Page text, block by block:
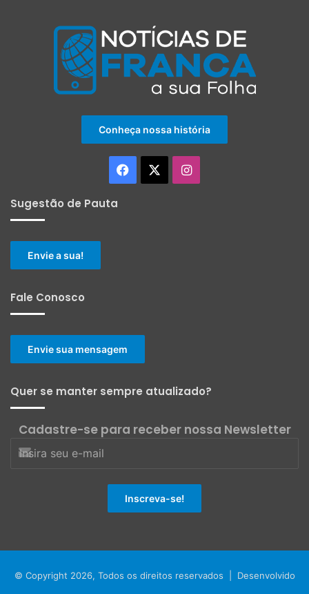
Conheça nossa história
Facebook Instagram
Sugestão de Pauta
Envie a sua!
Fale Conosco
Envie sua mensagem
Quer se manter sempre atualizado?
Cadastre-se para receber nossa Newsletter
© Copyright 2026, Todos os direitos reservados | Desenvolvido